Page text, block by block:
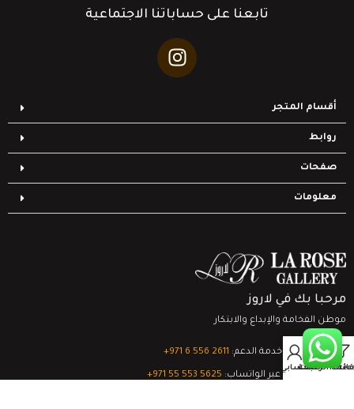
تابعنا على حساباتنا الاجتماعية
أقسام المتجر
روابط
صفحات
معلومات
مرحبا بك في لاروز
موطن الفخامة والإبداع والابتكار
تواصل مع خدمة الدعم: ‎+971 6 556 2611
الدعم الفني عبر الواتساب: ‎+971 55 553 5625
قائمة الرغبات
0
السلةحسابي